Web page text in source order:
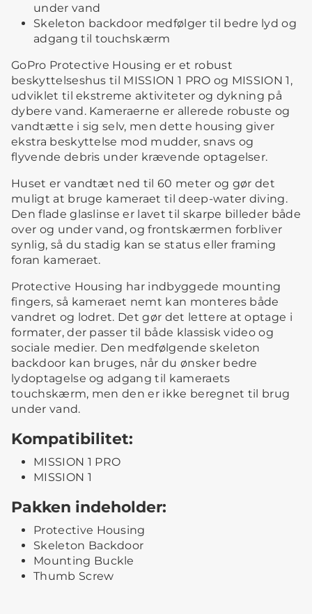
under vand
Skeleton backdoor medfølger til bedre lyd og
adgang til touchskærm
GoPro Protective Housing er et robust
beskyttelseshus til MISSION 1 PRO og MISSION 1,
udviklet til ekstreme aktiviteter og dykning på
dybere vand. Kameraerne er allerede robuste og
vandtætte i sig selv, men dette housing giver
ekstra beskyttelse mod mudder, snavs og
flyvende debris under krævende optagelser.
Huset er vandtæt ned til 60 meter og gør det
muligt at bruge kameraet til deep-water diving.
Den flade glaslinse er lavet til skarpe billeder både
over og under vand, og frontskærmen forbliver
synlig, så du stadig kan se status eller framing
foran kameraet.
Protective Housing har indbyggede mounting
fingers, så kameraet nemt kan monteres både
vandret og lodret. Det gør det lettere at optage i
formater, der passer til både klassisk video og
sociale medier. Den medfølgende skeleton
backdoor kan bruges, når du ønsker bedre
lydoptagelse og adgang til kameraets
touchskærm, men den er ikke beregnet til brug
under vand.
Kompatibilitet:
MISSION 1 PRO
MISSION 1
Pakken indeholder:
Protective Housing
Skeleton Backdoor
Mounting Buckle
Thumb Screw